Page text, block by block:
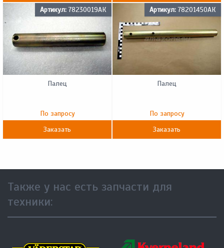
Артикул:78230019АК
Палец
По запросу
Заказать
Артикул:78201450АК
Палец
По запросу
Заказать
Также у нас есть запчасти для
техники: